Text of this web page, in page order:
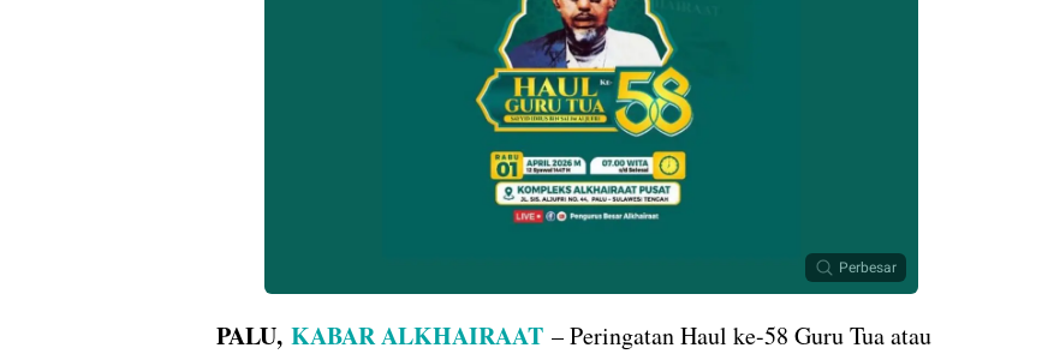
Perbesar
PALU, KABAR ALKHAIRAAT – Peringatan Haul ke-58 Guru Tua atau